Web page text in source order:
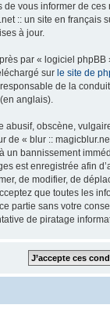
vous informer de
:: un site en
à jour.
par « logiciel
sur le site de
de la
(en anglais).
obscène,
de « blur ::
bannissement
est enregistrée afin
de modifier, de
que toutes les
partie sans votre
de piratage